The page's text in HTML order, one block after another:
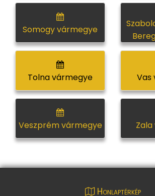
Somogy vármegye
Tolna vármegye Vas
Veszprém vármegye
Honlaptérkép